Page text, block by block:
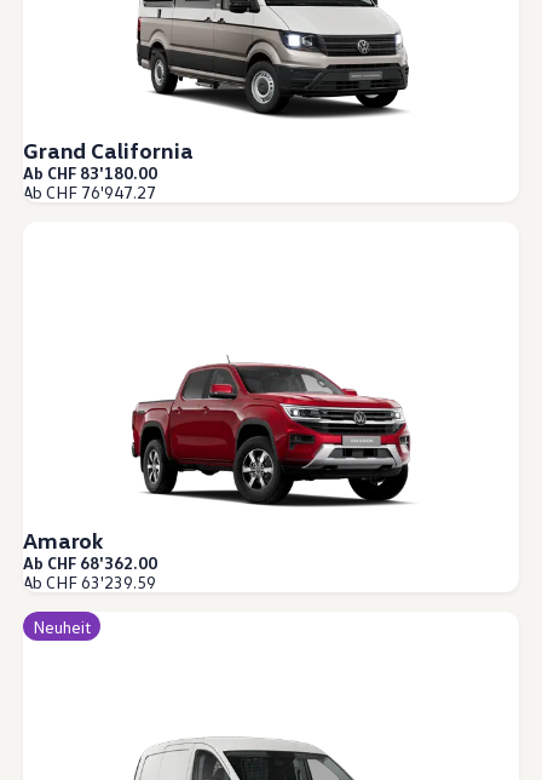
Grand California
Ab CHF 83'180.00
Ab CHF 76'947.27
Amarok
Ab CHF 68'362.00
Ab CHF 63'239.59
Neuheit